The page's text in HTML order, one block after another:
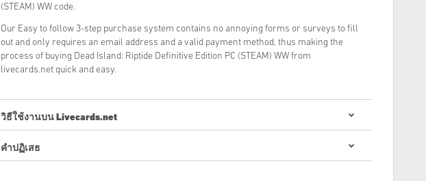
(STEAM) WW code.
Our Easy to follow 3-step purchase system contains no annoying forms or surveys to fill
out and only requires an email address and a valid payment method, thus making the
process of buying Dead Island: Riptide Definitive Edition PC (STEAM) WW from
livecards.net quick and easy.
วิธีใช้งานบน Livecards.net
ใหม่กับ Livecards.net ใช่ไหม? การซื้อโค้ดดิจิทัลนั้นรวดเร็วและง่ายมาก:
คำปฏิเสธ